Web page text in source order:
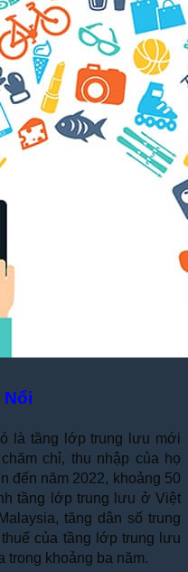
là tầng lớp trung lưu mới
chỉ, thu nhập của họ
đến năm 2022, khoảng 50
tầng lớp trung lưu ở Việt
tăng dân số trung
của tầng lớp trung lưu
trong khoảng ba năm.